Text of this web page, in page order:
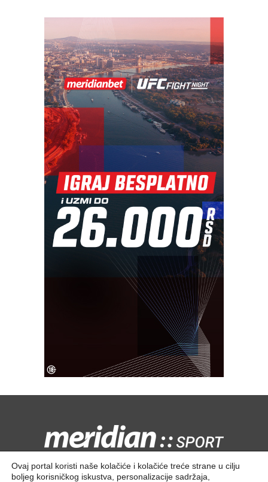
Kontaktirajte nas:redakcija@meridiansport.rs
Ovaj portal koristi naše kolačiće i kolačiće treće strane u cilju
boljeg korisničkog iskustva, personalizacije sadržaja,